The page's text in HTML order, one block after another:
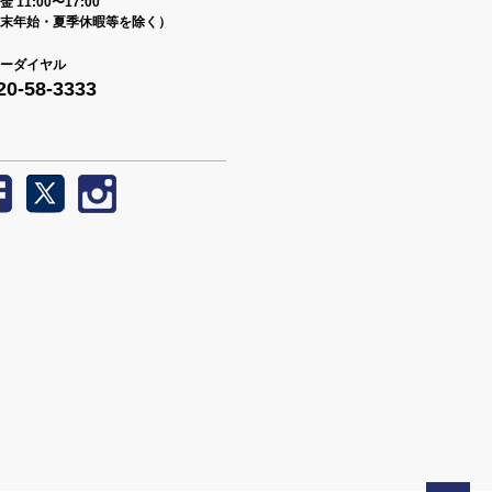
末年始・夏季休暇等を除く）
ダイヤル
58-3333